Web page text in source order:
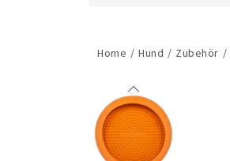
Home / Hund / Zubehör /